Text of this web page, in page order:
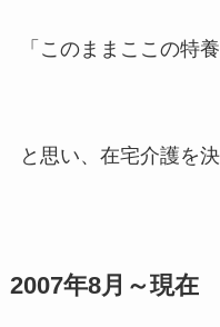
「このままここの特
と思い、在宅介護を
2007年8月～現在